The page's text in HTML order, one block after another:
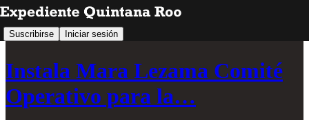
Suscribirse Iniciar sesión
Instala Mara Lezama Comité
Operativo para la…